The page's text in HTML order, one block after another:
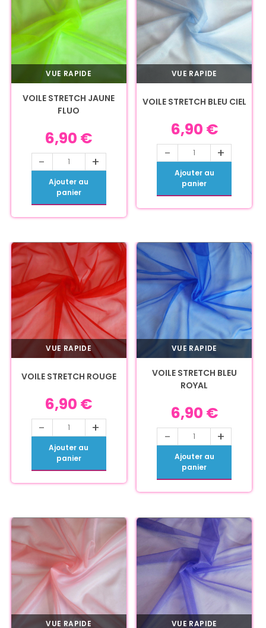
VUE RAPIDE
VOILE STRETCH JAUNE
FLUO
6,90 €
- +
Ajouter au
panier
VUE RAPIDE
VOILE STRETCH BLEU CIEL
6,90 €
- +
Ajouter au
panier
VUE RAPIDE
VOILE STRETCH ROUGE
6,90 €
- +
Ajouter au
panier
VUE RAPIDE
VOILE STRETCH BLEU
ROYAL
6,90 €
- +
Ajouter au
panier
VUE RAPIDE VUE RAPIDE